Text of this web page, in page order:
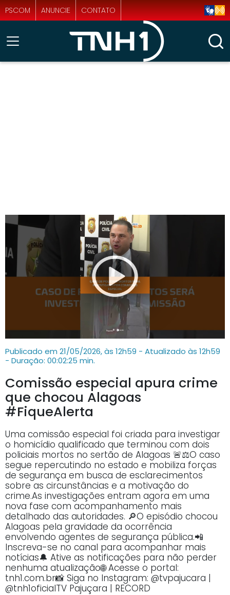
PSCOM ANUNCIE CONTATO
Publicado em 21/05/2026, às 12h59 - Atualizado às 12h59
- Duração: 00:02:25 min.
Comissão especial apura crime
que chocou Alagoas
#FiqueAlerta
Uma comissão especial foi criada para investigar
o homicídio qualificado que terminou com dois
policiais mortos no sertão de Alagoas 🚨⚖️O caso
segue repercutindo no estado e mobiliza forças
de segurança em busca de esclarecimentos
sobre as circunstâncias e a motivação do
crime.As investigações entram agora em uma
nova fase com acompanhamento mais
detalhado das autoridades. 🔎O episódio chocou
Alagoas pela gravidade da ocorrência
envolvendo agentes de segurança pública.📲
Inscreva-se no canal para acompanhar mais
notícias🔔 Ative as notificações para não perder
nenhuma atualização🌐 Acesse o portal:
tnh1.com.br📸 Siga no Instagram: @tvpajucara |
@tnh1oficialTV Pajuçara | RECORD